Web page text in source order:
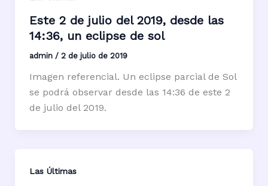
Este 2 de julio del 2019, desde las
14:36, un eclipse de sol
admin / 2 de julio de 2019
Imagen referencial. Un eclipse parcial de Sol
se podrá observar desde las 14:36 de este 2
de julio del 2019.
Las Últimas